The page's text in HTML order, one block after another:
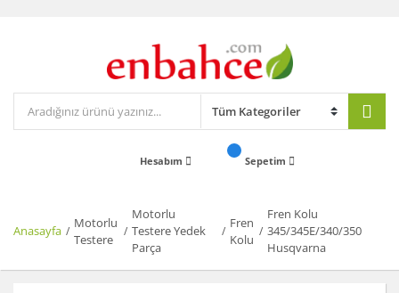
Hesabım Sepetim
Anasayfa
Motorlu
Testere
Motorlu
Testere Yedek
Parça
Fren
Kolu
Fren Kolu
345/345E/340/350
Husqvarna